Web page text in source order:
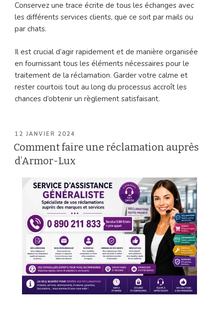
Conservez une trace écrite de tous les échanges avec
les différents services clients, que ce soit par mails ou
par chats.
Il est crucial d’agir rapidement et de manière organisée
en fournissant tous les éléments nécessaires pour le
traitement de la réclamation. Garder votre calme et
rester courtois tout au long du processus accroît les
chances d’obtenir un règlement satisfaisant.
PUBLIÉ
LE
12 JANVIER 2024
Comment faire une réclamation auprès
d’Armor-Lux